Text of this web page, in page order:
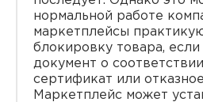
нормальной работе
маркетплейсы
блокировку товара,
документ о
сертификат или
Маркетплейс может